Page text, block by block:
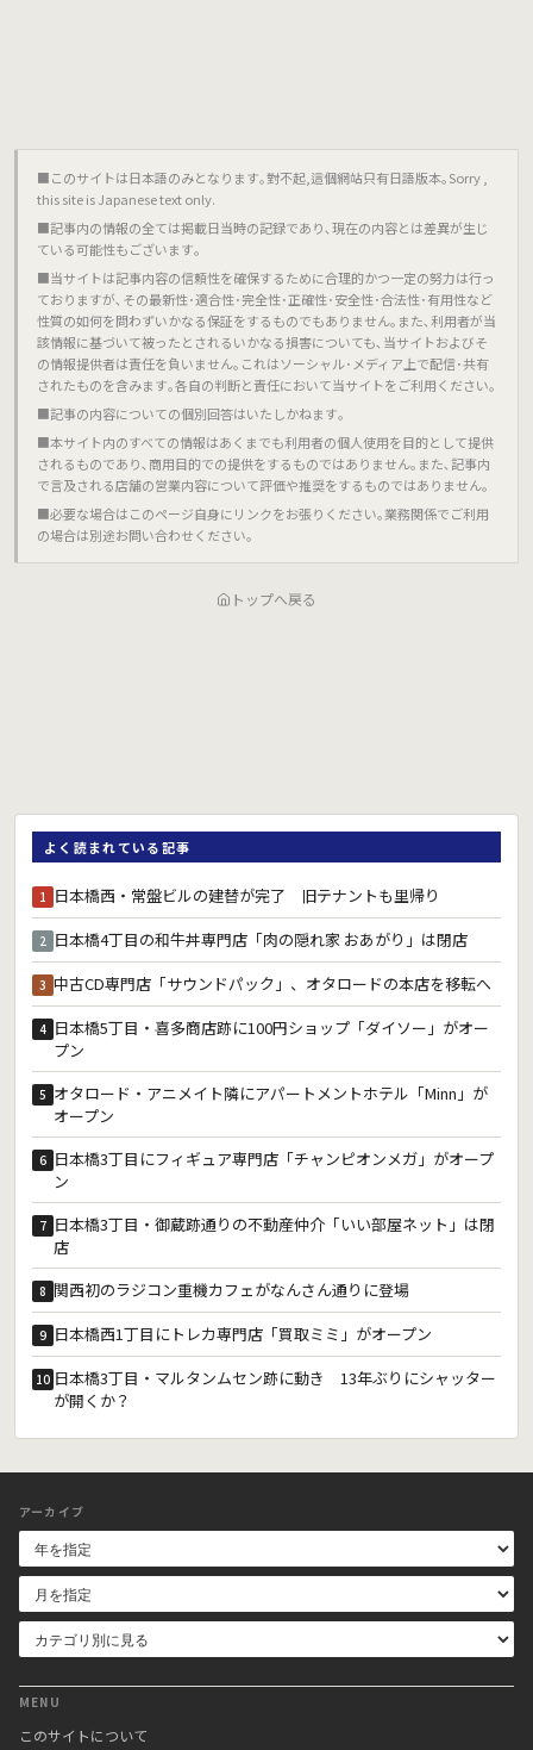
■このサイトは日本語のみとなります｡對不起,這個網站只有日語版本｡Sorry ,
this site is Japanese text only.
■記事内の情報の全ては掲載日当時の記録であり､現在の内容とは差異が生じ
ている可能性もございます｡
■当サイトは記事内容の信頼性を確保するために合理的かつ一定の努力は行っ
ておりますが､その最新性･適合性･完全性･正確性･安全性･合法性･有用性など
性質の如何を問わずいかなる保証をするものでもありません｡また､利用者が当
該情報に基づいて被ったとされるいかなる損害についても､当サイトおよびそ
の情報提供者は責任を負いません｡これはソーシャル･メディア上で配信･共有
されたものを含みます｡各自の判断と責任において当サイトをご利用ください｡
■記事の内容についての個別回答はいたしかねます｡
■本サイト内のすべての情報はあくまでも利用者の個人使用を目的として提供
されるものであり､商用目的での提供をするものではありません｡また､記事内
で言及される店舗の営業内容について評価や推奨をするものではありません｡
■必要な場合はこのページ自身にリンクをお張りください｡業務関係でご利用
の場合は別途お問い合わせください｡
トップへ戻る
よく読まれている記事
1 日本橋西・常盤ビルの建替が完了 旧テナントも里帰り
2 日本橋4丁目の和牛丼専門店「肉の隠れ家 おあがり」は閉店
3 中古CD専門店「サウンドパック」、オタロードの本店を移転へ
4 日本橋5丁目・喜多商店跡に100円ショップ「ダイソー」がオー
プン
5 オタロード・アニメイト隣にアパートメントホテル「Minn」が
オープン
6 日本橋3丁目にフィギュア専門店「チャンピオンメガ」がオープ
ン
7 日本橋3丁目・御蔵跡通りの不動産仲介「いい部屋ネット」は閉
店
8 関西初のラジコン重機カフェがなんさん通りに登場
9 日本橋西1丁目にトレカ専門店「買取ミミ」がオープン
10 日本橋3丁目・マルタンムセン跡に動き 13年ぶりにシャッター
が開くか？
アーカイブ
MENU
このサイトについて